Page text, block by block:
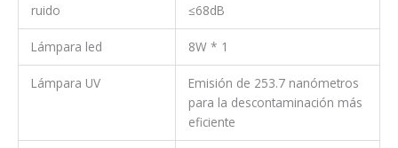
ruido ≤68dB
Lámpara led 8W * 1
Lámpara UV
Emisión de 253.7 nanómetros
para la descontaminación más
eficiente